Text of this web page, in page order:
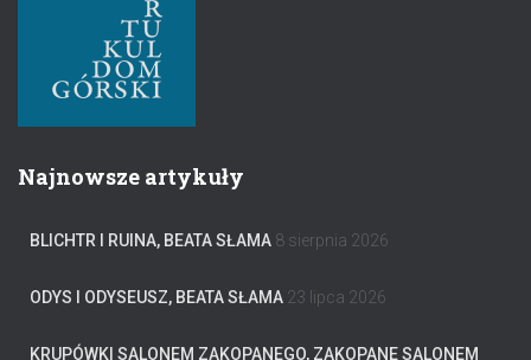
Najnowsze artykuły
BLICHTR I RUINA, BEATA SŁAMA 8 sierpnia 2026
ODYS I ODYSEUSZ, BEATA SŁAMA 23 lipca 2026
KRUPÓWKI SALONEM ZAKOPANEGO, ZAKOPANE SALONEM